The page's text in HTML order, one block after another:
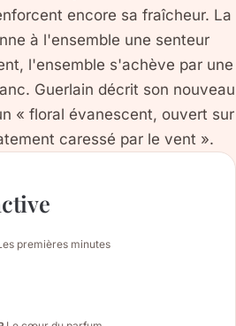
encore sa fraîcheur. La
à l'ensemble une senteur
l'ensemble s'achève par une
Guerlain décrit son nouveau
« floral évanescent, ouvert sur
caressé par le vent ».
premières minutes